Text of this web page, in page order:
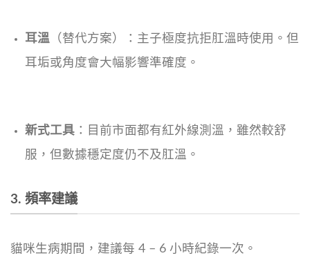
耳溫（替代方案）：主子極度抗拒肛溫時使用。但
耳垢或角度會大幅影響準確度。
新式工具：目前市面都有紅外線測溫，雖然較舒
服，但數據穩定度仍不及肛溫。
3. 頻率建議
貓咪生病期間，建議每 4 – 6 小時紀錄一次。